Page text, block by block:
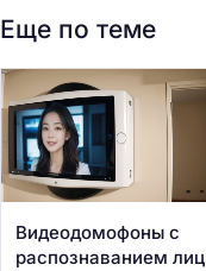
Еще по теме
Видеодомофоны с
распознаванием лиц